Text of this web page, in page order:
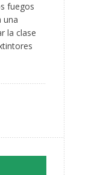
fuegos
una
la clase